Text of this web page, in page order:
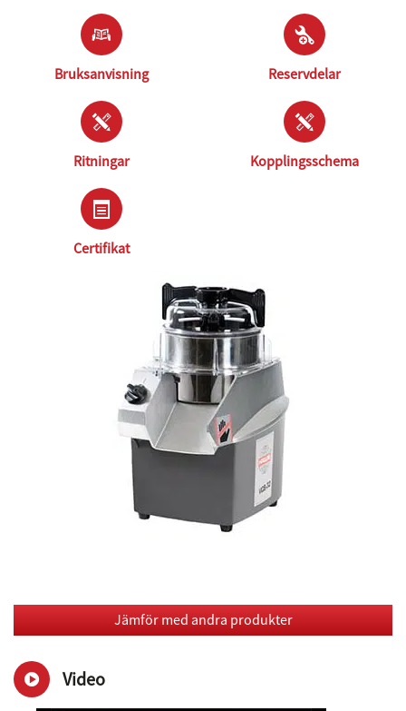
Bruksanvisning Reservdelar
Ritningar Kopplingsschema
Certifikat
Jämför med andra produkter
Video